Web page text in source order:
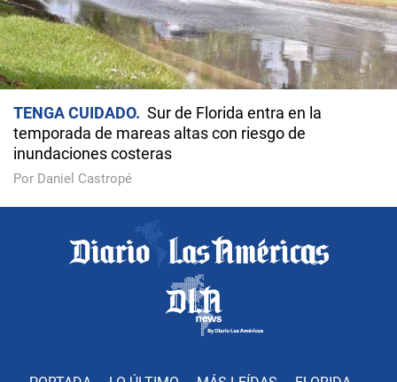
TENGA CUIDADO
Sur de Florida entra en la
temporada de mareas altas con riesgo de
inundaciones costeras
Por Daniel Castropé